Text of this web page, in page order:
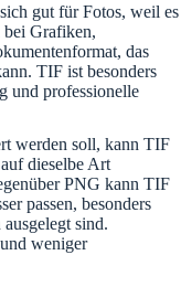
gut für Fotos, weil es
Grafiken,
das
TIF ist besonders
und professionelle
werden soll, kann TIF
dieselbe Art
PNG kann TIF
passen, besonders
sind.
weniger